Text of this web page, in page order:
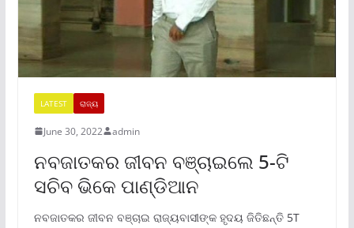
LATEST ରାଜ୍ୟ
June 30, 2022 admin
ନବଜାତକର ଜୀବନ ବଞ୍ଚାଇଲେ 5-ଟି
ସଚିବ ଭିକେ ପାଣ୍ଡିଆନ
ନବଜାତକର ଜୀବନ ବଞ୍ଚାଇ ରାଜ୍ୟବାସୀଙ୍କ ହୃଦୟ ଜିତିଛନ୍ତି 5T